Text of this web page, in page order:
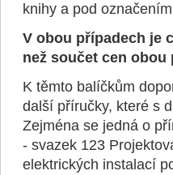
knihy a pod označením
V obou případech je
než součet cen obou
K těmto balíčkům
další příručky, které s
Zejména se jedná o
- svazek 123
elektrických instalací